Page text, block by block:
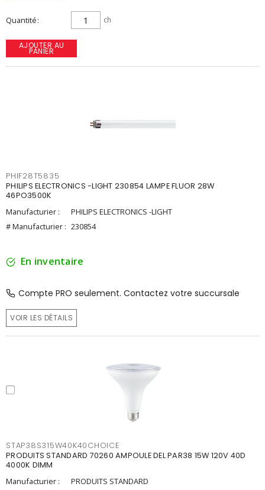
Quantité ch
AJOUTER AU
PANIER
PHIF28T5835
PHILIPS ELECTRONICS -LIGHT 230854 LAMPE FLUOR 28W
46PO3500K
Manufacturier :
PHILIPS ELECTRONICS -LIGHT
# Manufacturier : 230854
En inventaire
Compte PRO seulement. Contactez votre succursale
VOIR LES DÉTAILS
STAP38S315W40K40CHOICE
PRODUITS STANDARD 70260 AMPOULE DEL PAR38 15W 120V 40D
4000K DIMM
Manufacturier :
PRODUITS STANDARD